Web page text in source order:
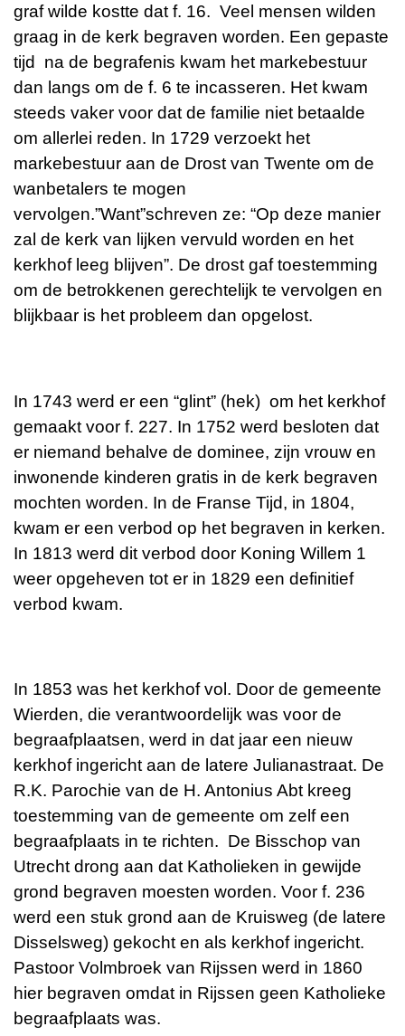
graf wilde kostte dat f. 16. Veel mensen wilden
graag in de kerk begraven worden. Een gepaste
tijd na de begrafenis kwam het markebestuur
dan langs om de f. 6 te incasseren. Het kwam
steeds vaker voor dat de familie niet betaalde
om allerlei reden. In 1729 verzoekt het
markebestuur aan de Drost van Twente om de
wanbetalers te mogen
vervolgen.”Want”schreven ze: “Op deze manier
zal de kerk van lijken vervuld worden en het
kerkhof leeg blijven”. De drost gaf toestemming
om de betrokkenen gerechtelijk te vervolgen en
blijkbaar is het probleem dan opgelost.
In 1743 werd er een “glint” (hek) om het kerkhof
gemaakt voor f. 227. In 1752 werd besloten dat
er niemand behalve de dominee, zijn vrouw en
inwonende kinderen gratis in de kerk begraven
mochten worden. In de Franse Tijd, in 1804,
kwam er een verbod op het begraven in kerken.
In 1813 werd dit verbod door Koning Willem 1
weer opgeheven tot er in 1829 een definitief
verbod kwam.
In 1853 was het kerkhof vol. Door de gemeente
Wierden, die verantwoordelijk was voor de
begraafplaatsen, werd in dat jaar een nieuw
kerkhof ingericht aan de latere Julianastraat. De
R.K. Parochie van de H. Antonius Abt kreeg
toestemming van de gemeente om zelf een
begraafplaats in te richten. De Bisschop van
Utrecht drong aan dat Katholieken in gewijde
grond begraven moesten worden. Voor f. 236
werd een stuk grond aan de Kruisweg (de latere
Disselsweg) gekocht en als kerkhof ingericht.
Pastoor Volmbroek van Rijssen werd in 1860
hier begraven omdat in Rijssen geen Katholieke
begraafplaats was.